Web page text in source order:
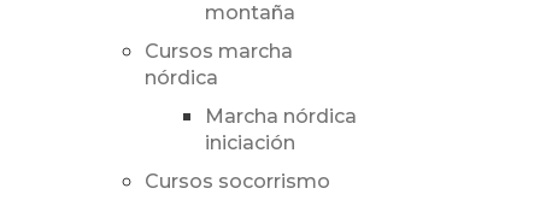
montaña
Cursos marcha
nórdica
Marcha nórdica
iniciación
Cursos socorrismo